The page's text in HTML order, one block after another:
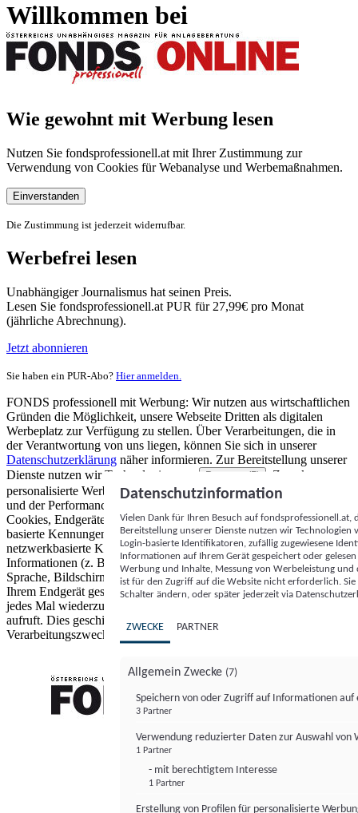
Willkommen bei
Wie gewohnt mit Werbung lesen
Nutzen Sie fondsprofessionell.at mit Ihrer Zustimmung zur
Verwendung von Cookies für Webanalyse und Werbemaßnahmen.
Einverstanden
Die Zustimmung ist jederzeit widerrufbar.
Werbefrei lesen
Unabhängiger Journalismus hat seinen Preis.
Lesen Sie fondsprofessionell.at PUR für 27,99€ pro Monat
(jährliche Abrechnung).
Jetzt abonnieren
Sie haben ein PUR-Abo? Hier anmelden.
FONDS professionell mit Werbung: Wir nutzen aus wirtschaftlichen
Gründen die Möglichkeit, unsere Webseite Dritten als digitalen
Werbeplatz zur Verfügung zu stellen. Über Verarbeitungen, die in
der Verantwortung von uns liegen, können Sie sich in unserer
Datenschutzerklärung näher informieren. Zur Bereitstellung unserer
Dienste nutzen wir Technologien von
Partnern (5)
. Zwecke:
personalisierte Werbung und Inhalte, Messung von Werbeleistung
und der Performance von Inhalten sowie Zielgruppenforschung.
Cookies, Endgeräte- oder ähnliche Online-Kennungen (z. B. login-
basierte Kennungen, zufällig generierte Kennungen,
netzwerkbasierte Kennungen) können zusammen mit anderen
Informationen (z. B. Browsertyp und Browserinformationen,
Sprache, Bildschirmgröße, unterstützte Technologien usw.) auf
Ihrem Endgerät gespeichert oder von dort ausgelesen werden, um es
jedes Mal wiederzuerkennen, wenn es eine App oder einer Webseite
aufruft. Dies geschieht für einen oder mehrere der hier aufgeführten
Verarbeitungszwecke.
Datenschutzinformation
Vielen Dank für Ihren Besuch auf
Bereitstellung unserer Dienste nutzen wir Technologien
Login-basierte Identifikatoren, zufällig zugewiesene
Informationen auf Ihrem Gerät gespeichert oder
Werbung und Inhalte, Messung von Werbeleistung
ist für den Zugriff auf die Website nicht erforderlich.
Schalter ändern, oder später jederzeit via
ZWECKE PARTNER
Allgemein Zwecke (7)
Speichern von oder Zugriff auf Informationen auf
3 Partner
Verwendung reduzierter Daten zur Auswahl von
1 Partner
- mit berechtigtem Interesse
1 Partner
Erstellung von Profilen für personalisierte
FONDS professionell